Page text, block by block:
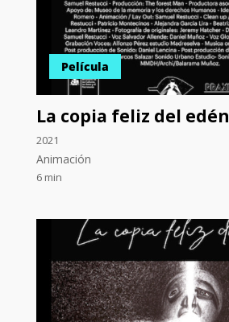
Película
La copia feliz del edén
2021
Animación
6 min